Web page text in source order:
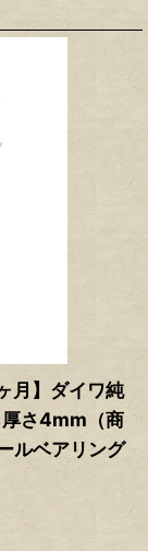
月】ダイワ純
さ4mm（商
ルベアリング